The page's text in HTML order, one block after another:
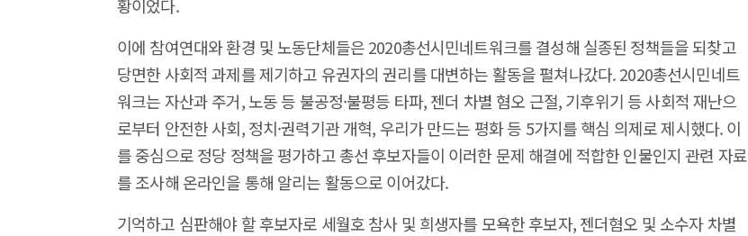
황이었다.
이에 참여연대와 환경 및 노동단체들은 2020총선시민네트워크를 결성해 실종된 정책들을 되찾고
당면한 사회적 과제를 제기하고 유권자의 권리를 대변하는 활동을 펼쳐나갔다. 2020총선시민네트
워크는 자산과 주거, 노동 등 불공정·불평등 타파, 젠더 차별 혐오 근절, 기후위기 등 사회적 재난으
로부터 안전한 사회, 정치·권력기관 개혁, 우리가 만드는 평화 등 5가지를 핵심 의제로 제시했다. 이
를 중심으로 정당 정책을 평가하고 총선 후보자들이 이러한 문제 해결에 적합한 인물인지 관련 자료
를 조사해 온라인을 통해 알리는 활동으로 이어갔다.
기억하고 심판해야 할 후보자로 세월호 참사 및 희생자를 모욕한 후보자, 젠더혐오 및 소수자 차별